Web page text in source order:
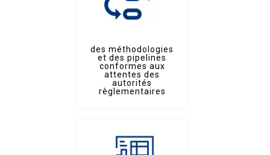
des méthodologies
et des pipelines
conformes aux
attentes des
autorités
règlementaires